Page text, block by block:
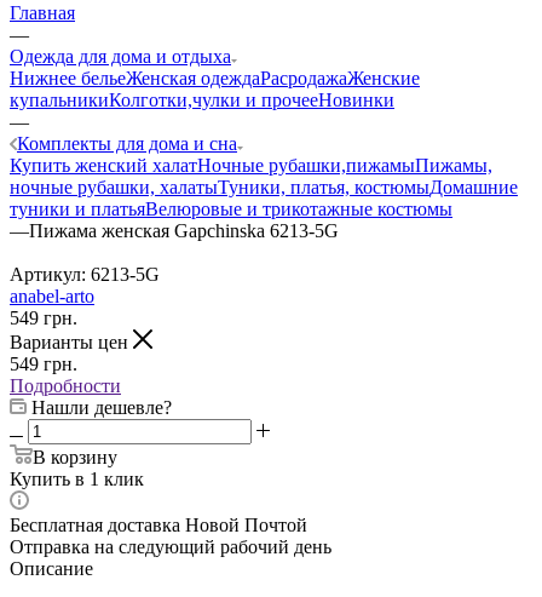
Главная
—
Одежда для дома и отдыха
Нижнее бельеЖенская одеждаРасродажаЖенские
купальникиКолготки,чулки и прочееНовинки
—
Комплекты для дома и сна
Купить женский халатНочные рубашки,пижамыПижамы,
ночные рубашки, халатыТуники, платья, костюмыДомашние
туники и платьяВелюровые и трикотажные костюмы
—Пижама женская Gapchinska 6213-5G
Артикул: 6213-5G
anabel-arto
549 грн.
Варианты цен
549 грн.
Подробности
Нашли дешевле?
В корзину
Купить в 1 клик
Бесплатная доставка Новой Почтой
Отправка на следующий рабочий день
Описание